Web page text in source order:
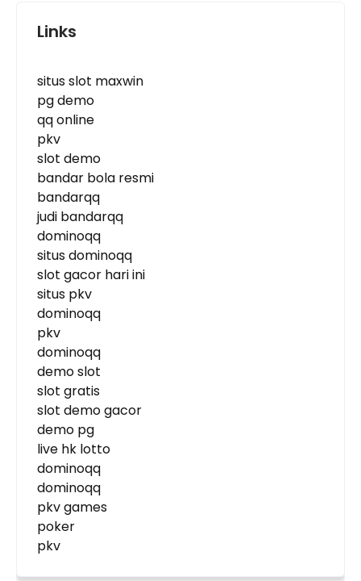
Links
situs slot maxwin
pg demo
qq online
pkv
slot demo
bandar bola resmi
bandarqq
judi bandarqq
dominoqq
situs dominoqq
slot gacor hari ini
situs pkv
dominoqq
pkv
dominoqq
demo slot
slot gratis
slot demo gacor
demo pg
live hk lotto
dominoqq
dominoqq
pkv games
poker
pkv